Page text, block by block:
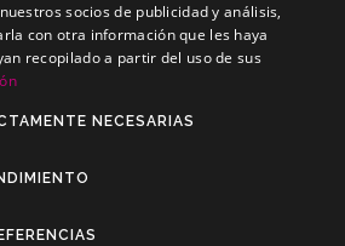
Space Wagon
para MITSUBISHI Space Wagon
PORTUGUESE
socios de publicidad y análisis,
con otra información que les haya
recopilado a partir del uso de sus
NECESARIAS